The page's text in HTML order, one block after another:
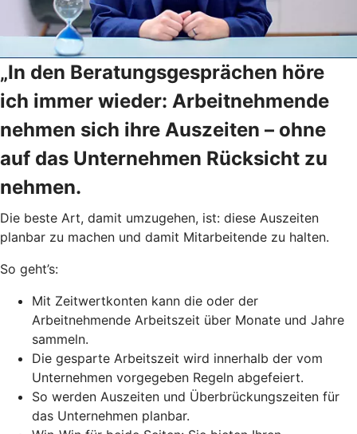
„In den Beratungsgesprächen höre
ich immer wieder: Arbeitnehmende
nehmen sich ihre Auszeiten – ohne
auf das Unternehmen Rücksicht zu
nehmen.
Die beste Art, damit umzugehen, ist: diese Auszeiten
planbar zu machen und damit Mitarbeitende zu halten.
So geht’s:
Mit Zeitwertkonten kann die oder der
Arbeitnehmende Arbeitszeit über Monate und Jahre
sammeln.
Die gesparte Arbeitszeit wird innerhalb der vom
Unternehmen vorgegeben Regeln abgefeiert.
So werden Auszeiten und Überbrückungszeiten für
das Unternehmen planbar.